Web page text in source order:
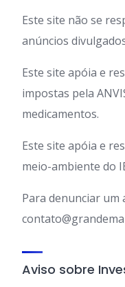
Este site não se
anúncios
Este site apóia e
impostas pela
medicamentos.
Este site apóia e
meio-ambiente do
Para denunciar um
Aviso sobre